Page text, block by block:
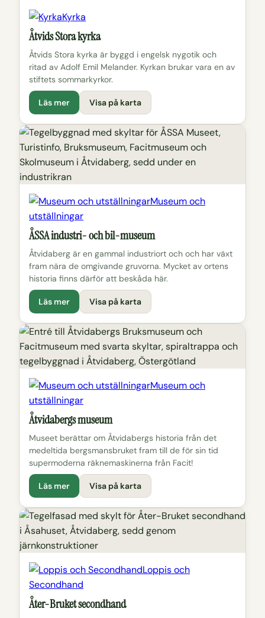
Kyrka
Åtvids Stora kyrka
Åtvids Stora kyrka är byggd i engelsk nygotik och
ritad av Adolf Emil Melander. Kyrkan brukar vara en av
stiftets sommarkyrkor.
Läs mer Visa på karta
Museum och
utställningar
ÅSSA industri- och bil-museum
Åtvidaberg är en gammal industriort och och har växt
fram nära de omgivande gruvorna. Mycket av ortens
historia finns därför att beskåda här.
Läs mer Visa på karta
Museum och
utställningar
Åtvidabergs museum
Museet berättar om Åtvidabergs historia från det
medeltida bergsmansbruket fram till de för sin tid
supermoderna räknemaskinerna från Facit!
Läs mer Visa på karta
Loppis och
Secondhand
Åter-Bruket secondhand